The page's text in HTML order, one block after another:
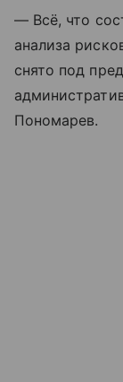
— Всё, что
анализа
снято под
Пономарев.